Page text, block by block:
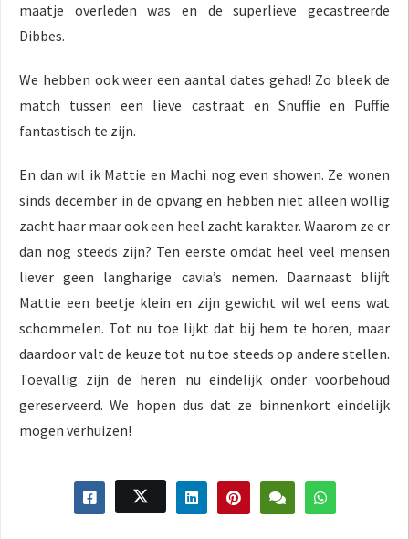
maatje overleden was en de superlieve gecastreerde
Dibbes.
We hebben ook weer een aantal dates gehad! Zo bleek de
match tussen een lieve castraat en Snuffie en Puffie
fantastisch te zijn.
En dan wil ik Mattie en Machi nog even showen. Ze wonen
sinds december in de opvang en hebben niet alleen wollig
zacht haar maar ook een heel zacht karakter. Waarom ze er
dan nog steeds zijn? Ten eerste omdat heel veel mensen
liever geen langharige cavia’s nemen. Daarnaast blijft
Mattie een beetje klein en zijn gewicht wil wel eens wat
schommelen. Tot nu toe lijkt dat bij hem te horen, maar
daardoor valt de keuze tot nu toe steeds op andere stellen.
Toevallig zijn de heren nu eindelijk onder voorbehoud
gereserveerd. We hopen dus dat ze binnenkort eindelijk
mogen verhuizen!